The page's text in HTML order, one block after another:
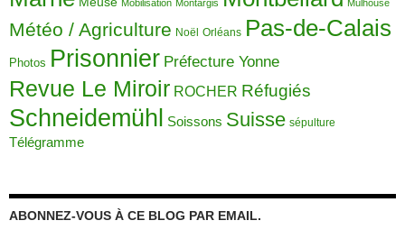
Mobilisation Montargis Mulhouse
Météo / Agriculture Noël Orléans Pas-de-Calais
Photos Prisonnier Préfecture Yonne
Revue Le Miroir ROCHER Réfugiés
Schneidemühl Soissons Suisse sépulture
Télégramme
ABONNEZ-VOUS À CE BLOG PAR EMAIL.